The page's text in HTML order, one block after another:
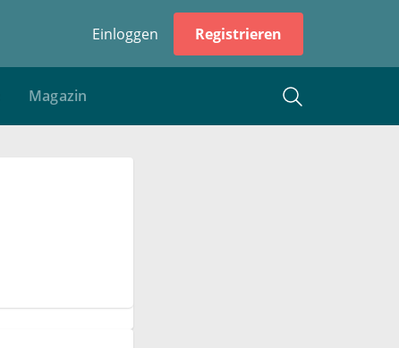
Einloggen Registrieren
Magazin